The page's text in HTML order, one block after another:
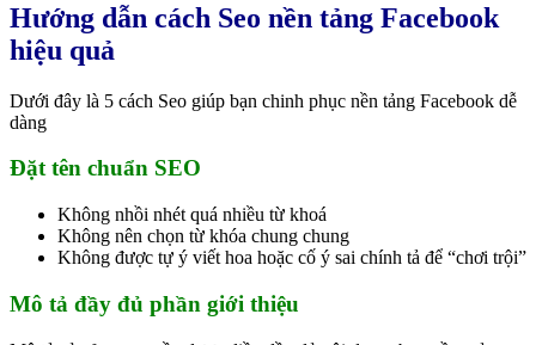
Hướng dẫn cách Seo nền tảng Facebook
hiệu quả
Dưới đây là 5 cách Seo giúp bạn chinh phục nền tảng Facebook dễ
dàng
Đặt tên chuẩn SEO
Không nhồi nhét quá nhiều từ khoá
Không nên chọn từ khóa chung chung
Không được tự ý viết hoa hoặc cố ý sai chính tả để “chơi trội”
Mô tả đầy đủ phần giới thiệu